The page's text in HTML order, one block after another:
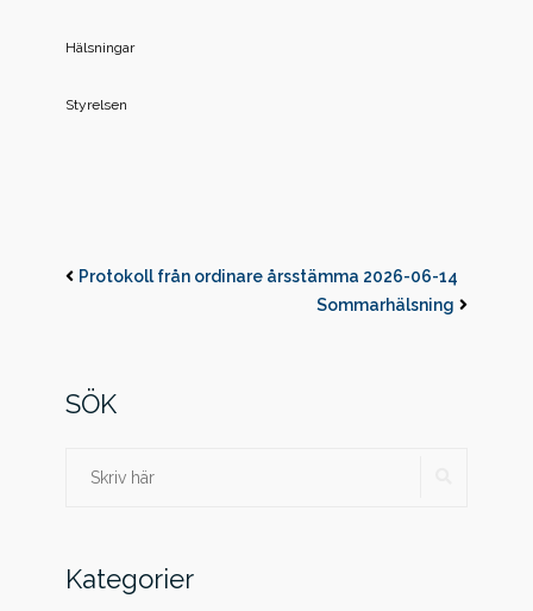
Hälsningar
Styrelsen
Protokoll från ordinare årsstämma 2026-06-14
Sommarhälsning
SÖK
Sök
Kategorier